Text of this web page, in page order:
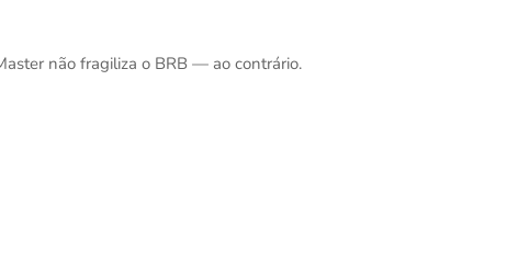
não fragiliza o BRB — ao contrário.